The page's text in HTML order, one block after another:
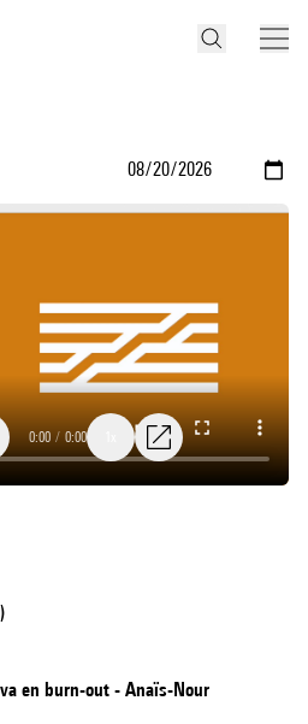
0:00 / 0:00
en burn-out - Anaïs-Nour